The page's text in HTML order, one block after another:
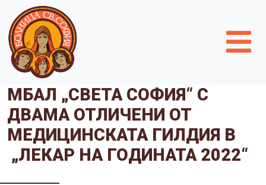
МБАЛ „СВЕТА СОФИЯ“ С
ДВАМА ОТЛИЧЕНИ ОТ
МЕДИЦИНСКАТА ГИЛДИЯ В
„ЛЕКАР НА ГОДИНАТА 2022“